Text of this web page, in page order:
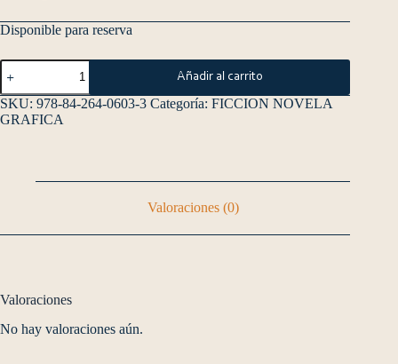
Disponible para reserva
Añadir al carrito
SKU: 978-84-264-0603-3 Categoría: FICCION NOVELA
GRAFICA
Valoraciones (0)
Valoraciones
No hay valoraciones aún.